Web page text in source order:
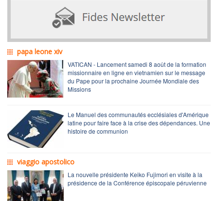
papa leone xiv
VATICAN - Lancement samedi 8 août de la formation
missionnaire en ligne en vietnamien sur le message
du Pape pour la prochaine Journée Mondiale des
Missions
Le Manuel des communautés ecclésiales d'Amérique
latine pour faire face à la crise des dépendances. Une
histoire de communion
viaggio apostolico
La nouvelle présidente Keiko Fujimori en visite à la
présidence de la Conférence épiscopale péruvienne